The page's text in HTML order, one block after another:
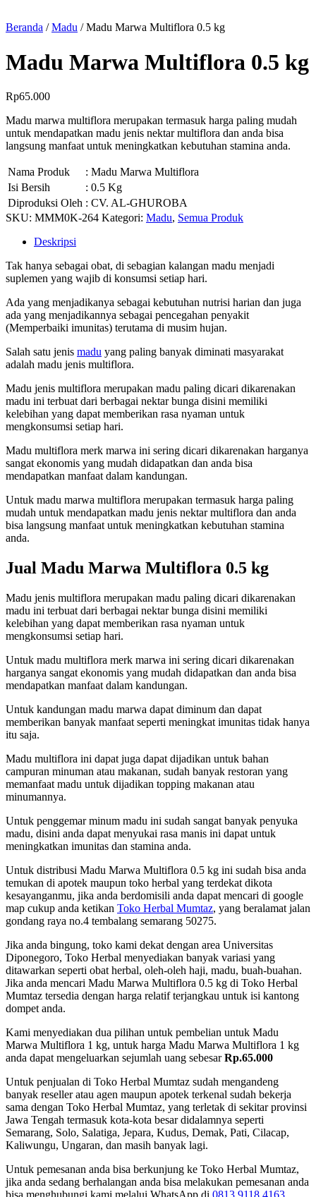
Beranda /Madu / Madu Marwa Multiflora 0.5 kg
Madu Marwa Multiflora 0.5 kg
Rp65.000
Madu marwa multiflora merupakan termasuk harga paling mudah
untuk mendapatkan madu jenis nektar multiflora dan anda bisa
langsung manfaat untuk meningkatkan kebutuhan stamina anda.
Nama Produk
: Madu Marwa Multiflora
Isi Bersih
: 0.5 Kg
Diproduksi Oleh : CV. AL-GHUROBA
SKU: MMM0K-264 Kategori: Madu, Semua Produk
Deskripsi
Tak hanya sebagai obat, di sebagian kalangan madu menjadi
suplemen yang wajib di konsumsi setiap hari.
Ada yang menjadikanya sebagai kebutuhan nutrisi harian dan juga
ada yang menjadikannya sebagai pencegahan penyakit
(Memperbaiki imunitas) terutama di musim hujan.
Salah satu jenis madu yang paling banyak diminati masyarakat
adalah madu jenis multiflora.
Madu jenis multiflora merupakan madu paling dicari dikarenakan
madu ini terbuat dari berbagai nektar bunga disini memiliki
kelebihan yang dapat memberikan rasa nyaman untuk
mengkonsumsi setiap hari.
Madu multiflora merk marwa ini sering dicari dikarenakan harganya
sangat ekonomis yang mudah didapatkan dan anda bisa
mendapatkan manfaat dalam kandungan.
Untuk madu marwa multiflora merupakan termasuk harga paling
mudah untuk mendapatkan madu jenis nektar multiflora dan anda
bisa langsung manfaat untuk meningkatkan kebutuhan stamina
anda.
Jual Madu Marwa Multiflora 0.5 kg
Madu jenis multiflora merupakan madu paling dicari dikarenakan
madu ini terbuat dari berbagai nektar bunga disini memiliki
kelebihan yang dapat memberikan rasa nyaman untuk
mengkonsumsi setiap hari.
Untuk madu multiflora merk marwa ini sering dicari dikarenakan
harganya sangat ekonomis yang mudah didapatkan dan anda bisa
mendapatkan manfaat dalam kandungan.
Untuk kandungan madu marwa dapat diminum dan dapat
memberikan banyak manfaat seperti meningkat imunitas tidak hanya
itu saja.
Madu multiflora ini dapat juga dapat dijadikan untuk bahan
campuran minuman atau makanan, sudah banyak restoran yang
memanfaat madu untuk dijadikan topping makanan atau
minumannya.
Untuk penggemar minum madu ini sudah sangat banyak penyuka
madu, disini anda dapat menyukai rasa manis ini dapat untuk
meningkatkan imunitas dan stamina anda.
Untuk distribusi Madu Marwa Multiflora 0.5 kg ini sudah bisa anda
temukan di apotek maupun toko herbal yang terdekat dikota
kesayanganmu, jika anda berdomisili anda dapat mencari di google
map cukup anda ketikan Toko Herbal Mumtaz, yang beralamat jalan
gondang raya no.4 tembalang semarang 50275.
Jika anda bingung, toko kami dekat dengan area Universitas
Diponegoro, Toko Herbal menyediakan banyak variasi yang
ditawarkan seperti obat herbal, oleh-oleh haji, madu, buah-buahan.
Jika anda mencari Madu Marwa Multiflora 0.5 kg di Toko Herbal
Mumtaz tersedia dengan harga relatif terjangkau untuk isi kantong
dompet anda.
Kami menyediakan dua pilihan untuk pembelian untuk Madu
Marwa Multiflora 1 kg, untuk harga Madu Marwa Multiflora 1 kg
anda dapat mengeluarkan sejumlah uang sebesarRp.65.000
Untuk penjualan di Toko Herbal Mumtaz sudah mengandeng
banyak reseller atau agen maupun apotek terkenal sudah bekerja
sama dengan Toko Herbal Mumtaz, yang terletak di sekitar provinsi
Jawa Tengah termasuk kota-kota besar didalamnya seperti
Semarang, Solo, Salatiga, Jepara, Kudus, Demak, Pati, Cilacap,
Kaliwungu, Ungaran, dan masih banyak lagi.
Untuk pemesanan anda bisa berkunjung ke Toko Herbal Mumtaz,
jika anda sedang berhalangan anda bisa melakukan pemesanan anda